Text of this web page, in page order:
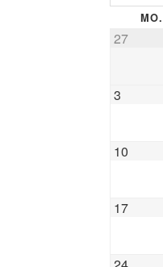
MO.
27
3
10
17